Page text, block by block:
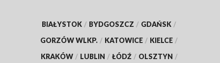
BIAŁYSTOK / BYDGOSZCZ / GDAŃSK /
GORZÓW WLKP. / KATOWICE / KIELCE /
KRAKÓW / LUBLIN / ŁÓDŹ / OLSZTYN /